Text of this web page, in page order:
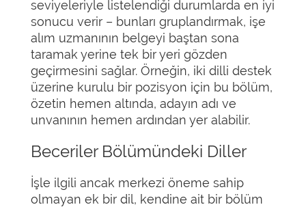
seviyeleriyle listelendiği durumlarda en iyi
sonucu verir – bunları gruplandırmak, işe
alım uzmanının belgeyi baştan sona
taramak yerine tek bir yeri gözden
geçirmesini sağlar. Örneğin, iki dilli destek
üzerine kurulu bir pozisyon için bu bölüm,
özetin hemen altında, adayın adı ve
unvanının hemen ardından yer alabilir.
Beceriler Bölümündeki Diller
İşle ilgili ancak merkezi öneme sahip
olmayan ek bir dil, kendine ait bir bölüm